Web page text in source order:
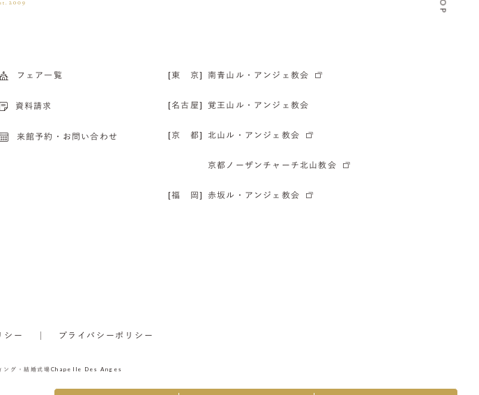
フェア一覧
資料請求
来館予約・お問い合わせ
[東 京] 南青山ル・アンジェ教会
[名古屋] 覚王山ル・アンジェ教会
[京 都] 北山ル・アンジェ教会
京都ノーザンチャーチ北山教会
[福 岡] 赤坂ル・アンジェ教会
シー プライバシーポリシー
ング・結婚式場 Chapelle Des Anges